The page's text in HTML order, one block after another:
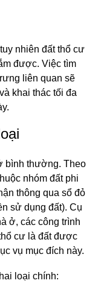
nhiên đất thổ cư
được. Việc tìm
liên quan sẽ
khai thác tối đa
bình thường. Theo
nhóm đất phi
thông qua sổ đỏ
sử dụng đất). Cụ
ở, các công trình
cư là đất được
vụ mục đích này.
loại chính: